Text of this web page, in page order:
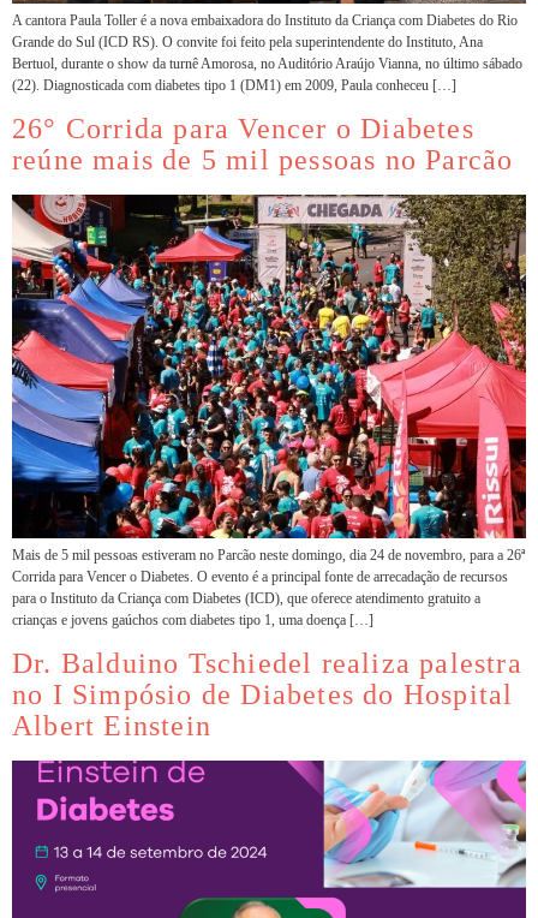
A cantora Paula Toller é a nova embaixadora do Instituto da Criança com Diabetes do Rio
Grande do Sul (ICD RS). O convite foi feito pela superintendente do Instituto, Ana
Bertuol, durante o show da turnê Amorosa, no Auditório Araújo Vianna, no último sábado
(22). Diagnosticada com diabetes tipo 1 (DM1) em 2009, Paula conheceu […]
26° Corrida para Vencer o Diabetes
reúne mais de 5 mil pessoas no Parcão
Mais de 5 mil pessoas estiveram no Parcão neste domingo, dia 24 de novembro, para a 26ª
Corrida para Vencer o Diabetes. O evento é a principal fonte de arrecadação de recursos
para o Instituto da Criança com Diabetes (ICD), que oferece atendimento gratuito a
crianças e jovens gaúchos com diabetes tipo 1, uma doença […]
Dr. Balduino Tschiedel realiza palestra
no I Simpósio de Diabetes do Hospital
Albert Einstein